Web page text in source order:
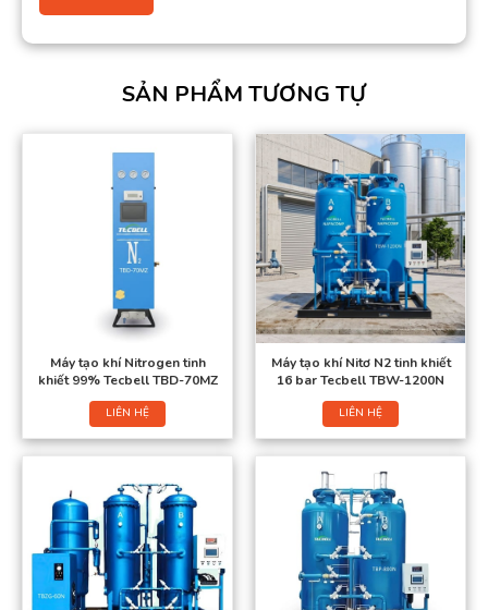
SẢN PHẨM TƯƠNG TỰ
Máy tạo khí Nitrogen tinh
khiết 99% Tecbell TBD-70MZ
LIÊN HỆ
Máy tạo khí Nitơ N2 tinh khiết
16 bar Tecbell TBW-1200N
LIÊN HỆ